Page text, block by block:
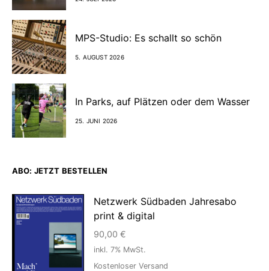
MPS-Studio: Es schallt so schön
5. AUGUST 2026
In Parks, auf Plätzen oder dem Wasser
25. JUNI 2026
ABO: JETZT BESTELLEN
Netzwerk Südbaden Jahresabo
print & digital
90,00 €
inkl. 7% MwSt.
Kostenloser Versand